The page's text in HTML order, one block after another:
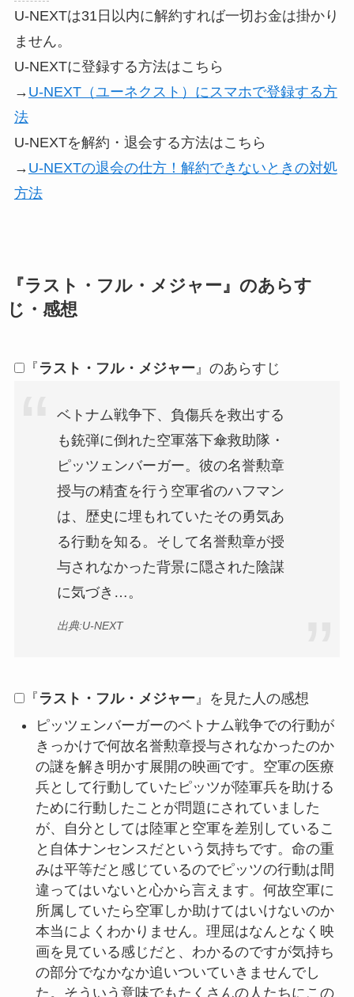
U-NEXTは31日以内に解約すれば一切お金は掛かり
ません。
U-NEXTに登録する方法はこちら
→ U-NEXT（ユーネクスト）にスマホで登録する方
法
U-NEXTを解約・退会する方法はこちら
→ U-NEXTの退会の仕方！解約できないときの対処
方法
『ラスト・フル・メジャー』のあらす
じ・感想
『 ラスト・フル・メジャー』のあらすじ
ベトナム戦争下、負傷兵を救出する
も銃弾に倒れた空軍落下傘救助隊・
ピッツェンバーガー。彼の名誉勲章
授与の精査を行う空軍省のハフマン
は、歴史に埋もれていたその勇気あ
る行動を知る。そして名誉勲章が授
与されなかった背景に隠された陰謀
に気づき…。
出典:U-NEXT
『 ラスト・フル・メジャー』を見た人の感想
ピッツェンバーガーのベトナム戦争での行動が
きっかけで何故名誉勲章授与されなかったのか
の謎を解き明かす展開の映画です。空軍の医療
兵として行動していたピッツが陸軍兵を助ける
ために行動したことが問題にされていました
が、自分としては陸軍と空軍を差別しているこ
と自体ナンセンスだという気持ちです。命の重
みは平等だと感じているのでピッツの行動は間
違ってはいないと心から言えます。何故空軍に
所属していたら空軍しか助けてはいけないのか
本当によくわかりません。理屈はなんとなく映
画を見ている感じだと、わかるのですが気持ち
の部分でなかなか追いついていきませんでし
た。そういう意味でもたくさんの人たちにこの